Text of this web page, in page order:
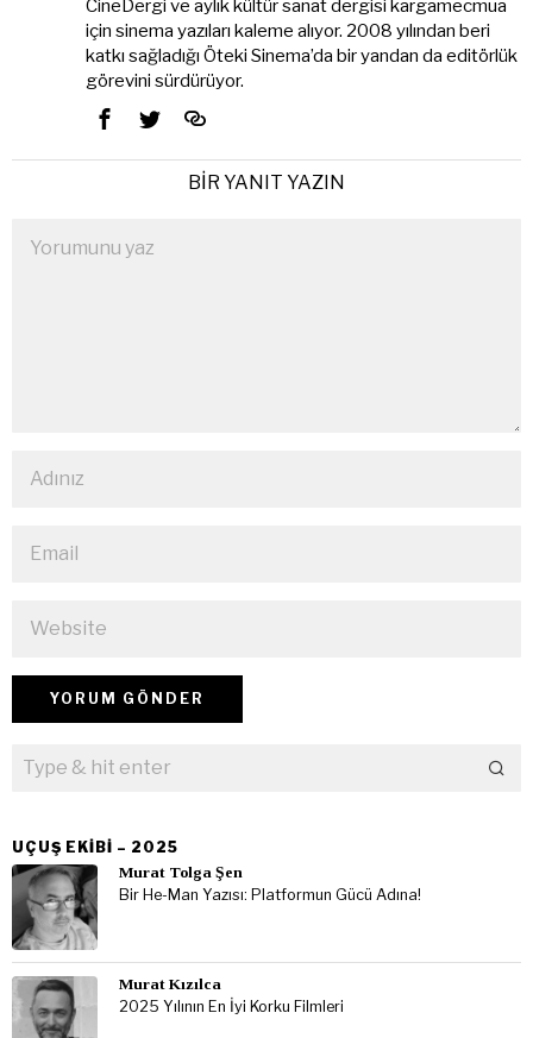
CineDergi ve aylık kültür sanat dergisi kargamecmua
için sinema yazıları kaleme alıyor. 2008 yılından beri
katkı sağladığı Öteki Sinema’da bir yandan da editörlük
görevini sürdürüyor.
BIR YANIT YAZIN
UÇUŞ EKIBI – 2025
Murat Tolga Şen
Bir He-Man Yazısı: Platformun Gücü Adına!
Murat Kızılca
2025 Yılının En İyi Korku Filmleri